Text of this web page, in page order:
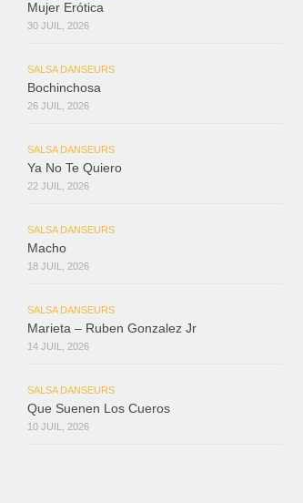
Mujer Erótica
30 JUIL, 2026
SALSA DANSEURS
Bochinchosa
26 JUIL, 2026
SALSA DANSEURS
Ya No Te Quiero
22 JUIL, 2026
SALSA DANSEURS
Macho
18 JUIL, 2026
SALSA DANSEURS
Marieta – Ruben Gonzalez Jr
14 JUIL, 2026
SALSA DANSEURS
Que Suenen Los Cueros
10 JUIL, 2026